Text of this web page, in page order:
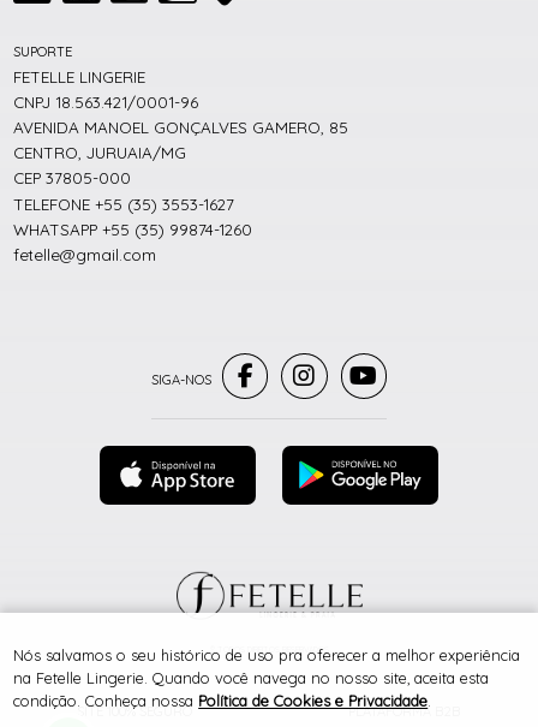
SITE 100% SEGURO PLATAFORMA B2B
SUPORTE
FETELLE LINGERIE
CNPJ 18.563.421/0001-96
AVENIDA MANOEL GONÇALVES GAMERO, 85
CENTRO, JURUAIA/MG
CEP 37805-000
TELEFONE +55 (35) 3553-1627
WHATSAPP +55 (35) 99874-1260
fetelle@gmail.com
® TODOS DIREITOS RESERVADOS
Nós salvamos o seu histórico de uso pra oferecer a melhor experiência
na Fetelle Lingerie. Quando você navega no nosso site, aceita esta
condição. Conheça nossa Política de Cookies e Privacidade